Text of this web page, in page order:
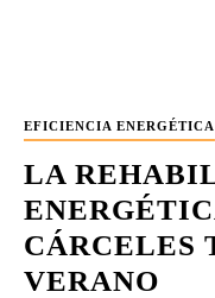
EFICIENCIA ENERGÉTICA
LA
CÁRCELES
VERANO